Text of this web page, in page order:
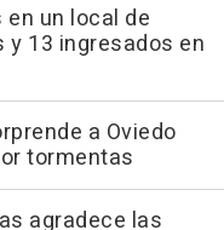
un local de
y 13 ingresados en
a Oviedo
tormentas
agradece las